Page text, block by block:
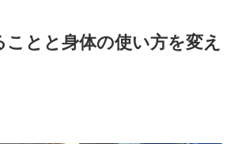
とと身体の使い方を変え